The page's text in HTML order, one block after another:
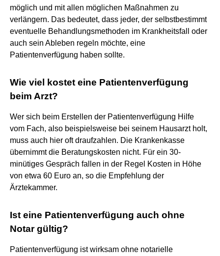
möglich und mit allen möglichen Maßnahmen zu
verlängern. Das bedeutet, dass jeder, der selbstbestimmt
eventuelle Behandlungsmethoden im Krankheitsfall oder
auch sein Ableben regeln möchte, eine
Patientenverfügung haben sollte.
Wie viel kostet eine Patientenverfügung
beim Arzt?
Wer sich beim Erstellen der Patientenverfügung Hilfe
vom Fach, also beispielsweise bei seinem Hausarzt holt,
muss auch hier oft draufzahlen. Die Krankenkasse
übernimmt die Beratungskosten nicht. Für ein 30-
minütiges Gespräch fallen in der Regel Kosten in Höhe
von etwa 60 Euro an, so die Empfehlung der
Ärztekammer.
Ist eine Patientenverfügung auch ohne
Notar gültig?
Patientenverfügung ist wirksam ohne notarielle